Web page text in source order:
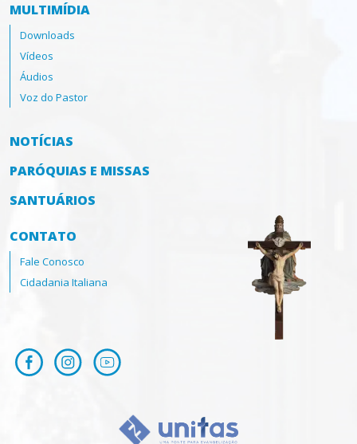
MULTIMÍDIA
Downloads
Vídeos
Áudios
Voz do Pastor
NOTÍCIAS
PARÓQUIAS E MISSAS
SANTUÁRIOS
CONTATO
Fale Conosco
Cidadania Italiana